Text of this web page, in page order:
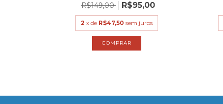
R$149,00 R$95,00
2 x de R$47,50 sem juros